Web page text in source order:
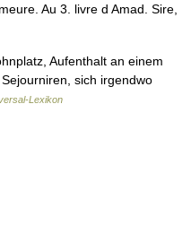
Au 3. livre d Amad. Sire,
Aufenthalt an einem
sich irgendwo
Lexikon